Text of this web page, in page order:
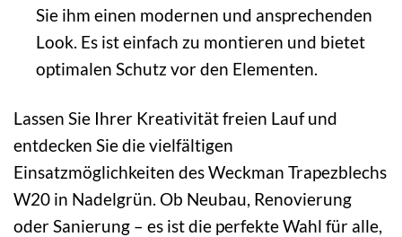
Sie ihm einen modernen und ansprechenden
Look. Es ist einfach zu montieren und bietet
optimalen Schutz vor den Elementen.
Lassen Sie Ihrer Kreativität freien Lauf und
entdecken Sie die vielfältigen
Einsatzmöglichkeiten des Weckman Trapezblechs
W20 in Nadelgrün. Ob Neubau, Renovierung
oder Sanierung – es ist die perfekte Wahl für alle,